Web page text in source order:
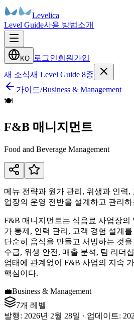
Levelica
Level Guide사용 방법소개
KO 로그인회원가입
새 소식새 Level Guide 8종
가이드/Business & Management
🍽️
F&B 매니지먼트
Food and Beverage Management
메뉴 전략과 원가 관리, 위생과 인력
업장의 운영 전반을 설계하고 관리
F&B 매니지먼트는 식음료 사업장의
가 통제, 인력 관리, 고객 경험 설계
단순히 음식을 만들고 서빙하는 것
수급, 위생 안전, 매출 분석, 팀 리더
업태에 관계없이 F&B 사업의 지속
핵심이다.
💼Business & Management
7개 레벨
발행: 2026년 2월 28일 · 업데이트: